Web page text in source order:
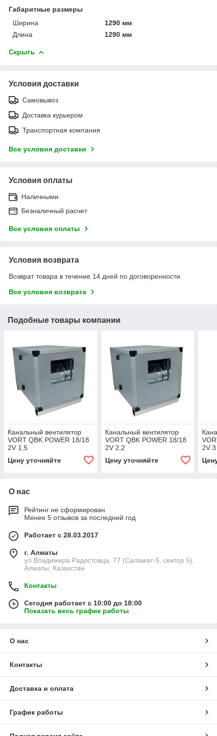
Габаритные размеры
Ширина
1290 мм
Длина
1290 мм
Скрыть
Условия доставки
Самовывоз
Доставка курьером
Транспортная компания
Все условия доставки
Условия оплаты
Наличными
Безналичный расчет
Все условия оплаты
Условия возврата
Возврат товара в течение 14 дней по договоренности
Все условия возврата
Подобные товары компании
Канальный вентилятор
VORT QBK POWER 18/18
2V 1,5
Цену уточняйте
Канальный вентилятор
VORT QBK POWER 18/18
2V 2,2
Цену уточняйте
2V 3
О нас
Рейтинг не сформирован
Менее 5 отзывов за последний год
Работает с 28.03.2017
г. Алматы
ул.Владимира Радостовца, 77 (Саламат-5, сектор 5),
Алматы, Казахстан
Контакты
Сегодня работает с 10:00 до 18:00
Показать весь график работы
О нас
Контакты
Доставка и оплата
График работы